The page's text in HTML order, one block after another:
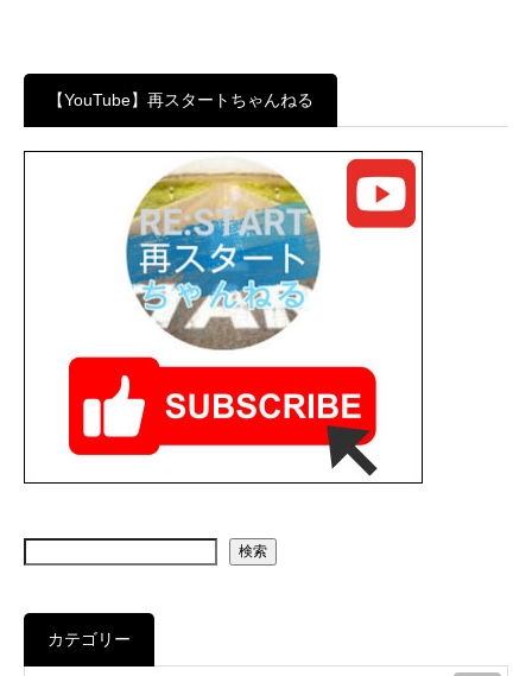
【YouTube】再スタートちゃんねる
検索
カテゴリー